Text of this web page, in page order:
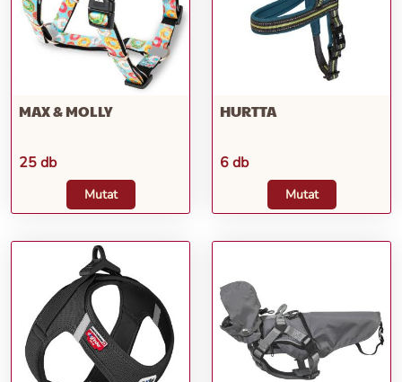
MAX & MOLLY
25 db
Mutat
HURTTA
6 db
Mutat